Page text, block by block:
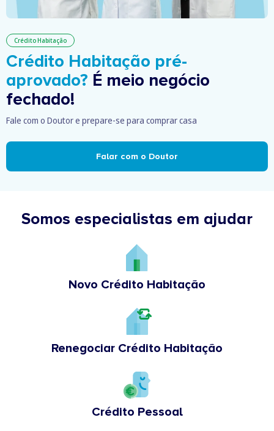
Crédito Habitação
Crédito Habitação pré-
aprovado? É meio negócio
fechado!
Fale com o Doutor e prepare-se para comprar casa
Falar com o Doutor
Somos especialistas em ajudar
Novo Crédito Habitação
Renegociar Crédito Habitação
Crédito Pessoal